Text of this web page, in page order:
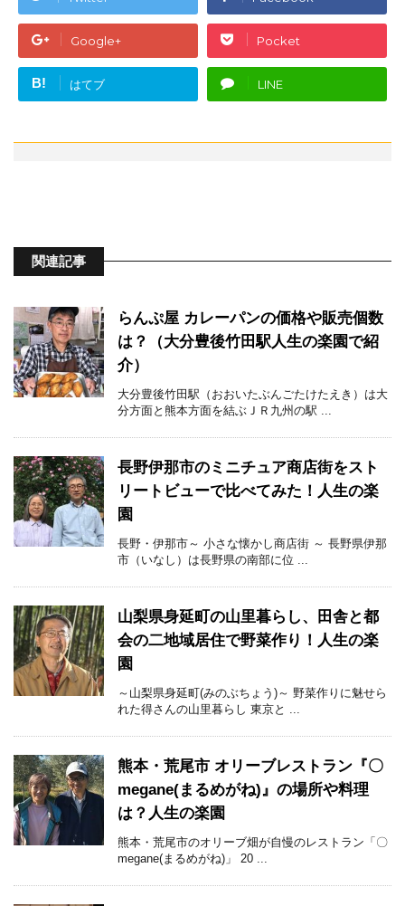
Google+ Pocket
B! はてブ LINE
関連記事
らんぷ屋 カレーパンの価格や販売個数
は？（大分豊後竹田駅人生の楽園で紹
介）
大分豊後竹田駅（おおいたぶんごたけたえき）は大
分方面と熊本方面を結ぶＪＲ九州の駅 ...
長野伊那市のミニチュア商店街をスト
リートビューで比べてみた！人生の楽
園
長野・伊那市～ 小さな懐かし商店街 ～ 長野県伊那
市（いなし）は長野県の南部に位 ...
山梨県身延町の山里暮らし、田舎と都
会の二地域居住で野菜作り！人生の楽
園
～山梨県身延町(みのぶちょう)～ 野菜作りに魅せら
れた得さんの山里暮らし 東京と ...
熊本・荒尾市 オリーブレストラン『〇
megane(まるめがね)』の場所や料理
は？人生の楽園
熊本・荒尾市のオリーブ畑が自慢のレストラン「〇
megane(まるめがね)」 20 ...